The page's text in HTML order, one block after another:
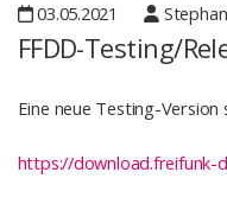
03.05.2021
FFDD-Testing/
Eine neue Testing-
https://download.freifunk-